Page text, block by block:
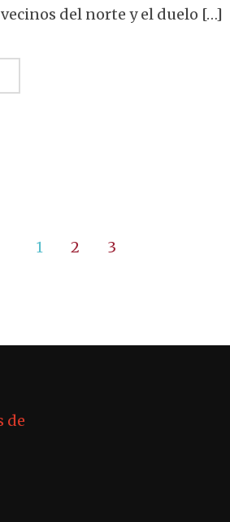
del norte y el duelo […]
1 2 3
de